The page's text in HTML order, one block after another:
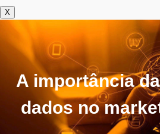
X
A importância
dados no